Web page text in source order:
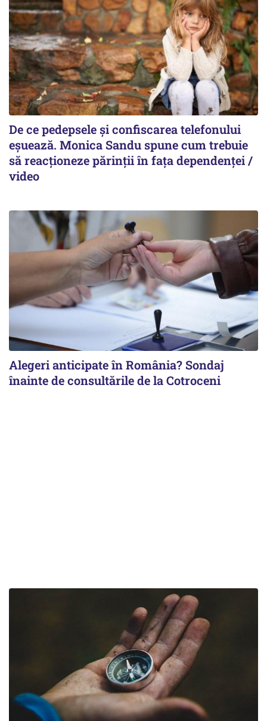
De ce pedepsele și confiscarea telefonului
eșuează. Monica Sandu spune cum trebuie
să reacționeze părinții în fața dependenței /
video
Alegeri anticipate în România? Sondaj
înainte de consultările de la Cotroceni